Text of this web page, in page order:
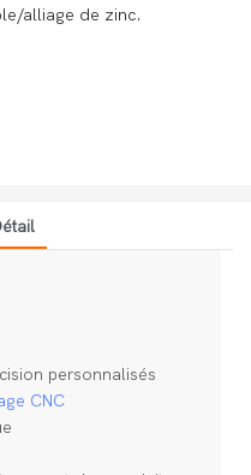
alliage de zinc.
personnalisés
CNC